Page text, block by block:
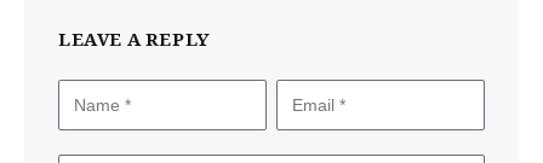
LEAVE A REPLY